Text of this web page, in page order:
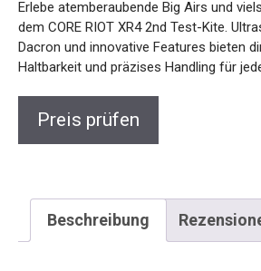
mit dem CORE RIOT XR4 2nd Test-Kite.
ExoTex® Dacron und innovative
maximale Stabilität, Haltbarkeit und
jede Windbedingung.
Preis prüfen
Beschreibung